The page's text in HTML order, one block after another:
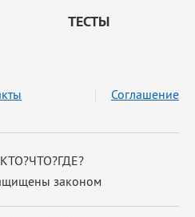
ТЕСТЫ
законом
Соглашение